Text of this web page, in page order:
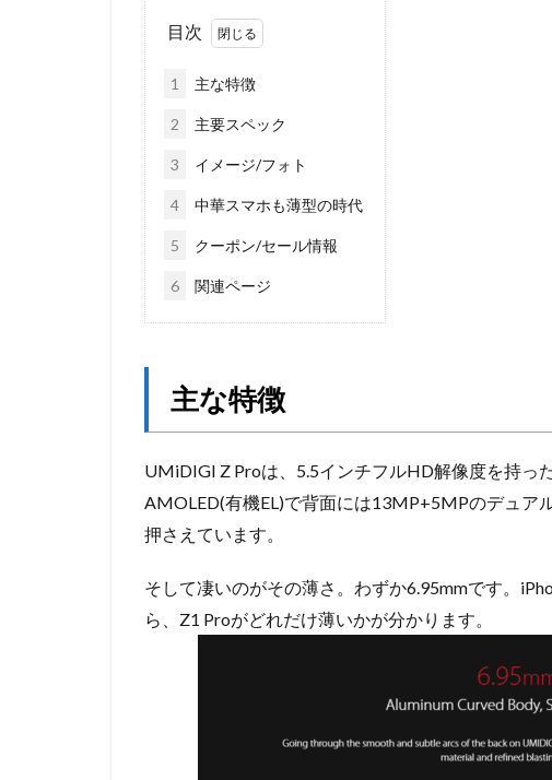
目次
1 主な特徴
2 主要スペック
3 イメージ/フォト
4 中華スマホも薄型の時代
5 クーポン/セール情報
6 関連ページ
主な特徴
UMiDIGI Z Proは、5.5インチフルHD解像度を持っ
AMOLED(有機EL)で背面には13MP+5MPのデュア
押さえています。
そして凄いのがその薄さ。わずか6.95mmです。
ら、Z1 Proがどれだけ薄いかが分かります。